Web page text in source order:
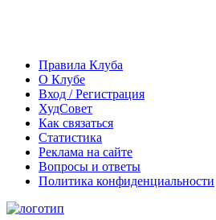
Правила Клуба
О Клубе
Вход / Регистрация
ХудСовет
Как связаться
Статистика
Реклама на сайте
Вопросы и ответы
Политика конфиденциальности